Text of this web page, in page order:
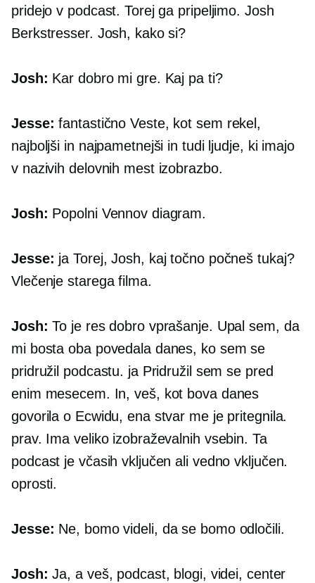
pridejo v podcast. Torej ga pripeljimo. Josh
Berkstresser. Josh, kako si?
Josh: Kar dobro mi gre. Kaj pa ti?
Jesse: fantastično Veste, kot sem rekel,
najboljši in najpametnejši in tudi ljudje, ki imajo
v nazivih delovnih mest izobrazbo.
Josh: Popolni Vennov diagram.
Jesse: ja Torej, Josh, kaj točno počneš tukaj?
Vlečenje starega filma.
Josh: To je res dobro vprašanje. Upal sem, da
mi bosta oba povedala danes, ko sem se
pridružil podcastu. ja Pridružil sem se pred
enim mesecem. In, veš, kot bova danes
govorila o Ecwidu, ena stvar me je pritegnila.
prav. Ima veliko izobraževalnih vsebin. Ta
podcast je včasih vključen ali vedno vključen.
oprosti.
Jesse: Ne, bomo videli, da se bomo odločili.
Josh: Ja, a veš, podcast, blogi, videi, center